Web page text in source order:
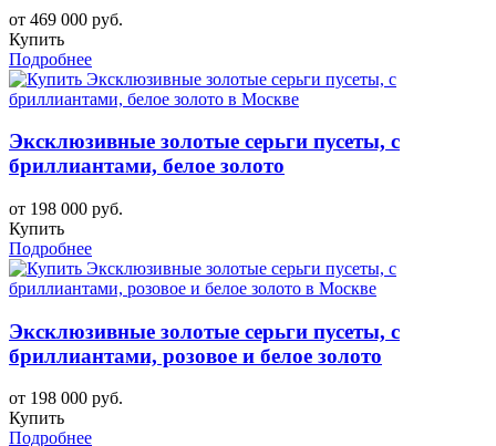
от 469 000 руб.
Купить
Подробнее
Эксклюзивные золотые серьги пусеты, с
бриллиантами, белое золото
от 198 000 руб.
Купить
Подробнее
Эксклюзивные золотые серьги пусеты, с
бриллиантами, розовое и белое золото
от 198 000 руб.
Купить
Подробнее